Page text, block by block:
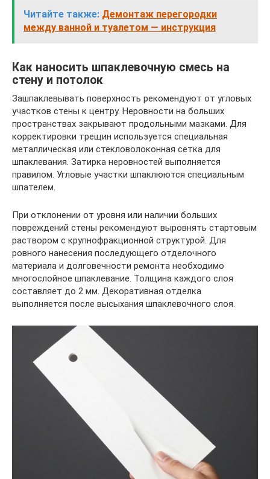
Читайте также: Демонтаж перегородки
между ванной и туалетом — инструкция
Как наносить шпаклевочную смесь на
стену и потолок
Зашпаклевывать поверхность рекомендуют от угловых
участков стены к центру. Неровности на больших
пространствах закрывают продольными мазками. Для
корректировки трещин используется специальная
металлическая или стекловолоконная сетка для
шпаклевания. Затирка неровностей выполняется
правилом. Угловые участки шпаклюются специальным
шпателем.
При отклонении от уровня или наличии больших
повреждений стены рекомендуют выровнять стартовым
раствором с крупнофракционной структурой. Для
ровного нанесения последующего отделочного
материала и долговечности ремонта необходимо
многослойное шпаклевание. Толщина каждого слоя
составляет до 2 мм. Декоративная отделка
выполняется после высыхания шпаклевочного слоя.